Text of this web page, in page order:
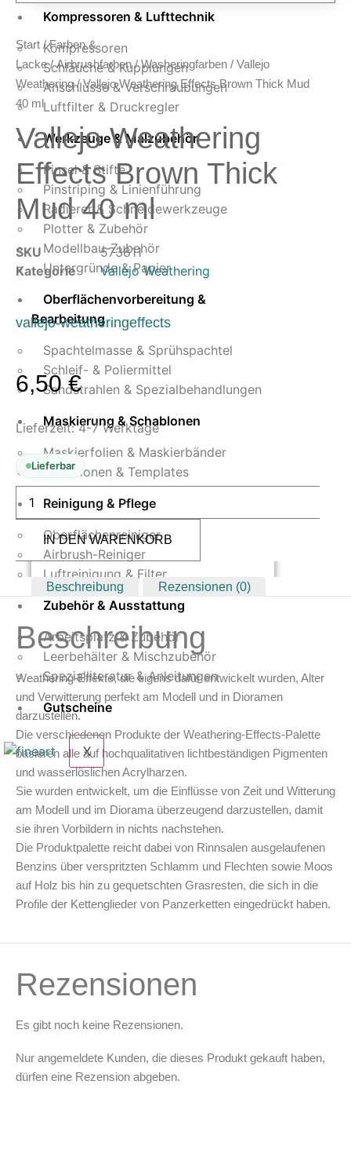
Kompressoren & Lufttechnik
Kompressoren
Schläuche & Kupplungen
Anschlüsse & Verschraubungen
Luftfilter & Druckregler
Werkzeuge & Malzubehör
Pinsel & Stifte
Pinstriping & Linienführung
Radierer & Schneidewerkzeuge
Plotter & Zubehör
Modellbau-Zubehör
Untergründe & Papier
Oberflächenvorbereitung &
Bearbeitung
Spachtelmasse & Sprühspachtel
Schleif- & Poliermittel
Sandstrahlen & Spezialbehandlungen
Maskierung & Schablonen
Maskierfolien & Maskierbänder
Schablonen & Templates
Reinigung & Pflege
Oberflächenreiniger
Airbrush-Reiniger
Luftreinigung & Filter
Zubehör & Ausstattung
Arbeitsplatz & Zubehör
Leerbehälter & Mischzubehör
Spezialliteratur & Anleitungen
Gutscheine
X
Start /Farben &
Lacke/Airbrushfarben/Washeringfarben / Vallejo
Weathering/ Vallejo Weathering Effects Brown Thick Mud
40 ml
Vallejo Weathering
Effects Brown Thick
Mud 40 ml
SKU
573811
Kategorie
Vallejo Weathering
vallejo-weatheringeffects
6,50€
Lieferzeit:4-7 Werktage
Lieferbar
Vallejo
Weathering
Effects
Brown
Thick
Mud
ml
Menge
IN DEN WARENKORB
Beschreibung Rezensionen (0)
Beschreibung
Weathering-Effekte, die eigens dafür entwickelt wurden, Alter
und Verwitterung perfekt am Modell und in Dioramen
darzustellen.
Die verschiedenen Produkte der Weathering-Effects-Palette
basieren alle auf hochqualitativen lichtbeständigen Pigmenten
und wasserlöslichen Acrylharzen.
Sie wurden entwickelt, um die Einflüsse von Zeit und Witterung
am Modell und im Diorama überzeugend darzustellen, damit
sie ihren Vorbildern in nichts nachstehen.
Die Produktpalette reicht dabei von Rinnsalen ausgelaufenen
Benzins über verspritzten Schlamm und Flechten sowie Moos
auf Holz bis hin zu gequetschten Grasresten, die sich in die
Profile der Kettenglieder von Panzerketten eingedrückt haben.
Rezensionen
Es gibt noch keine Rezensionen.
Nur angemeldete Kunden, die dieses Produkt gekauft haben,
dürfen eine Rezension abgeben.